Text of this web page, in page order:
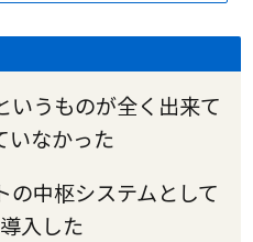
いうものが全く出来て
いなかった
の中枢システムとして
入した